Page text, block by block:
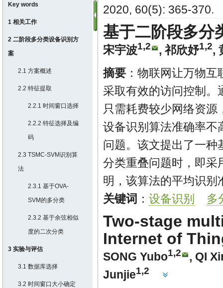
Key words
1 相关工作
2 二阶段多分类设备识别方
案
2.1 方案概述
2.2 特征提取
2.2.1 时间窗口选择
2.2.2 特征选择及编
码
2.3 TSMC-SVM识别算
法
2.3.1 基于OVA-
SVM的多分类
2.3.2 基于余弦相似
度的二次分类
3 实验与评估
3.1 数据库选择
3.2 时间窗口大小确定
2020, 60(5): 365-370.
基于二阶段多分
宋宇波1,2 ,祁欣妤1,2,
摘要 ：物联网让万物
采取有效的访问控制。
只需耗费较少网络资
设备识别算法准确率不
问题。该文提出了一种
分类重叠问题时，即采
明，该算法的平均识别
关键词 ： 设备识别 多
Two-stage
Internet of
SONG Yubo1,2 , QI
Junjie1,2